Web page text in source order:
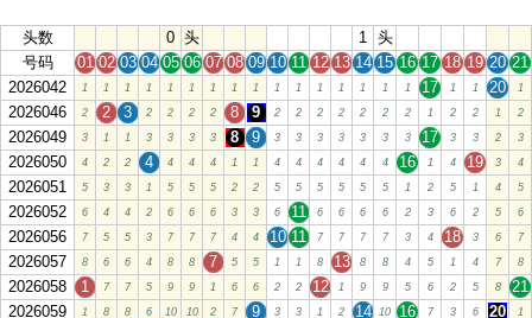
头数 0 头 1 头
号码
01 02 03 04 05 06 07 08 09 10 11 12 13 14 15 16 17 18 19 20 21
2026042
1 1 1 1 1 1 1 1 1 1 1 1 1 1 1 1 17 1 1 20 1
2026046 2 2 3 2 2 2 2 8 9 2 2 2 2 2 2 2 1 2 2 1 2
2026049 3 1 1 3 3 3 3 8 9 3 3 3 3 3 3 3 17 3 3 2 3
2026050 4 2 2 4 4 4 4 1 1 4 4 4 4 4 4 16 1 4 19 3 4
2026051 5 3 3 1 5 5 5 2 2 5 5 5 5 5 5 1 2 5 1 4 5
2026052 6 4 4 2 6 6 6 3 3 6 11 6 6 6 6 2 3 6 2 5 6
2026056 7 5 5 3 7 7 7 4 4 10 11 7 7 7 7 3 4 18 3 6 7
2026057 8 6 6 4 8 8 7 5 5 1 1 8 13 8 8 4 5 1 4 7 8
2026058 1 7 7 5 9 9 1 6 6 2 2 12 1 9 9 5 6 2 5 8
21
2026059
1 8 8 6 10 10 2 7 9 3 3 1 2 14 10 16 7 3 6 20 1